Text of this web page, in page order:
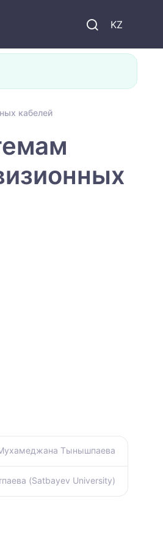
KZ
кабелей
Тынышпаева
(Satbayev University)